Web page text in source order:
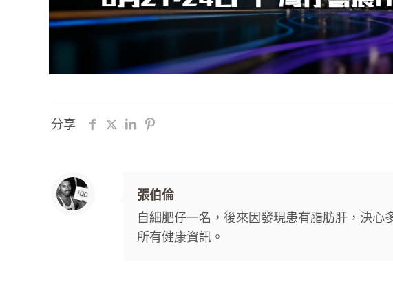
分享
張伯倫
自細肥仔一名，後來因發現患有脂肪肝，決
所有健康資訊。